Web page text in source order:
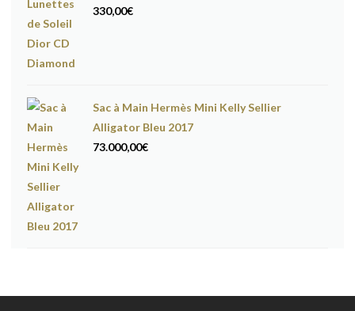
330,00€
Sac à Main Hermès Mini Kelly Sellier
Alligator Bleu 2017
73.000,00€